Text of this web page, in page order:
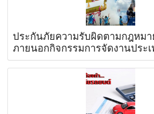
ประกันภัยความรับผิดตามกฎหม
ภายนอกกิจกรรมการจัดงานประ